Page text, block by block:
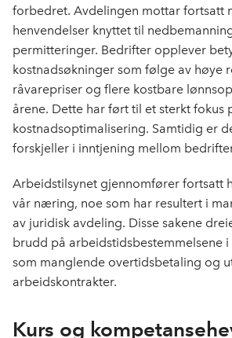
forbedret. Avdelingen mottar fortsatt
henvendelser knyttet til
permitteringer. Bedrifter opplever
kostnadsøkninger som følge av høye
råvarepriser og flere kostbare
årene. Dette har ført til et sterkt fokus
kostnadsoptimalisering. Samtidig er
forskjeller i inntjening mellom
Arbeidstilsynet gjennomfører fortsatt
vår næring, noe som har resultert i
av juridisk avdeling. Disse sakene
brudd på arbeidstidsbestemmelsene
som manglende overtidsbetaling og
arbeidskontrakter.
Kurs og